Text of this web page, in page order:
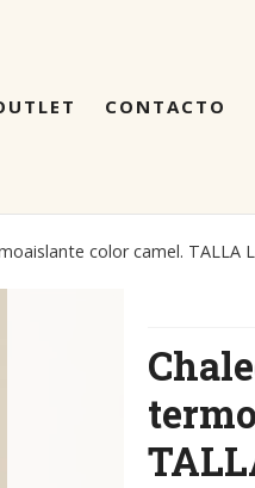
CONTACTO
color camel. TALLA L